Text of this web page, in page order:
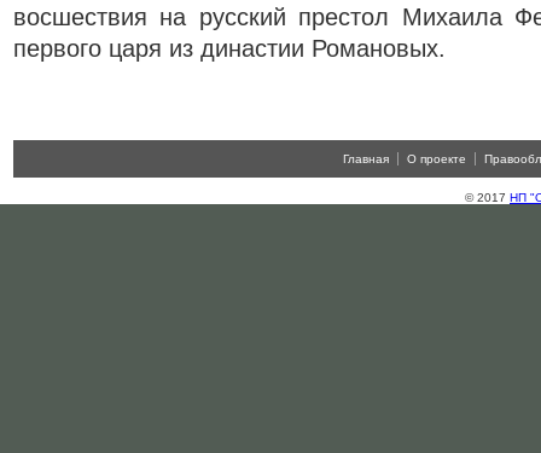
восшествия на русский престол Михаила
первого царя из династии Романовых.
Главная О проекте
© 2017 НП